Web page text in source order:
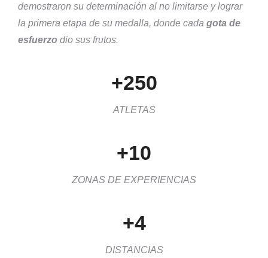
demostraron su determinación al no limitarse y lograr
la primera etapa de su medalla, donde cada gota de
esfuerzo dio sus frutos.
+250
ATLETAS
+10
ZONAS DE EXPERIENCIAS
+4
DISTANCIAS